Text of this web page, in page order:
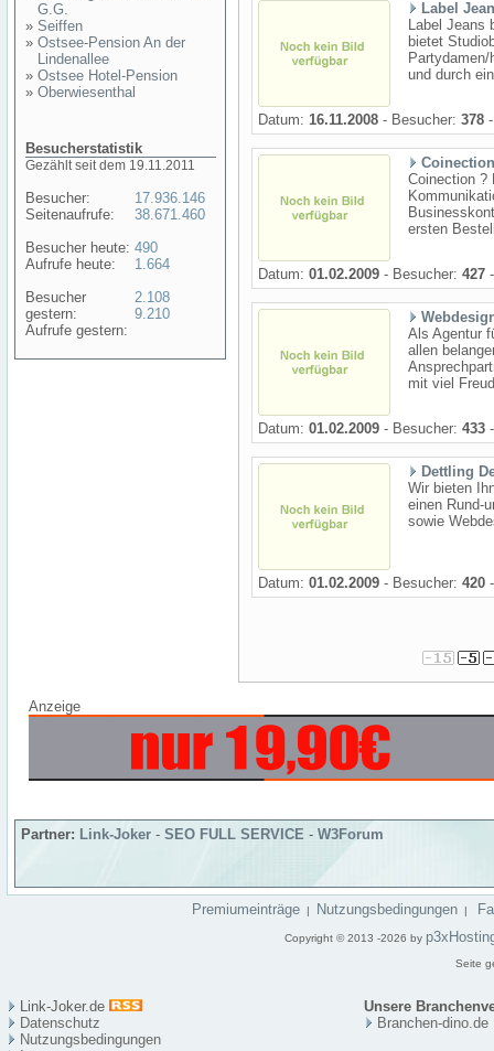
G.G.
» Seiffen
» Ostsee-Pension An der
Lindenallee
» Ostsee Hotel-Pension
» Oberwiesenthal
Besucherstatistik
Gezählt seit dem 19.11.2011
Besucher:
Seitenaufrufe:
Besucher heute:
Aufrufe heute:
Besucher
gestern:
Aufrufe gestern:
17.936.146
38.671.460
490
1.664
2.108
9.210
Label
Label Jeans
bietet
und durch
Datum: 16.11.2008 - Besucher: 378
Coinection ?
ersten
Datum: 01.02.2009 - Besucher: 427
Als Agentur
allen
mit viel
Datum: 01.02.2009 - Besucher: 433
Dettling
Wir bieten
einen Rund-
sowie
Datum: 01.02.2009 - Besucher: 420
Anzeige
Partner: Link-Joker - SEO FULL SERVICE - W3Forum
Premiumeinträge | Nutzungsbedingungen |
Copyright © 2013 -2026 by
Seite
Link-Joker.de
Unsere
Datenschutz
Nutzungsbedingungen
Branchen-dino.de